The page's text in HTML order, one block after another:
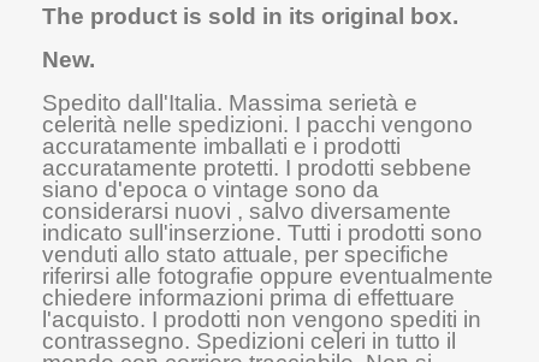
The product is sold in its original box.
New.
Spedito dall'Italia. Massima serietà e
celerità nelle spedizioni. I pacchi vengono
accuratamente imballati e i prodotti
accuratamente protetti. I prodotti sebbene
siano d'epoca o vintage sono da
considerarsi nuovi , salvo diversamente
indicato sull'inserzione. Tutti i prodotti sono
venduti allo stato attuale, per specifiche
riferirsi alle fotografie oppure eventualmente
chiedere informazioni prima di effettuare
l'acquisto. I prodotti non vengono spediti in
contrassegno. Spedizioni celeri in tutto il